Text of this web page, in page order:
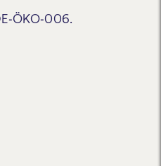
ÖKO-006.